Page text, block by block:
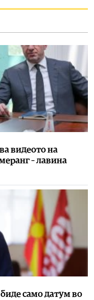
видеото на
– лавина
само датум во